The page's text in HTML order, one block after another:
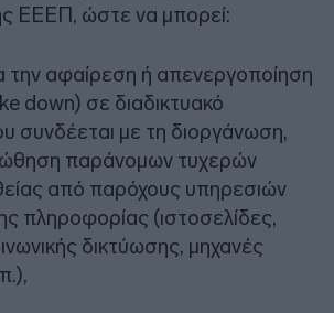
ΕΕΕΠ, ώστε να μπορεί:
την αφαίρεση ή απενεργοποίηση
down) σε διαδικτυακό
συνδέεται με τη διοργάνωση,
παράνομων τυχερών
από παρόχους υπηρεσιών
πληροφορίας (ιστοσελίδες,
δικτύωσης, μηχανές